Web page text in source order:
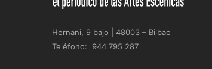
Hernani, 9 bajo | 48003 – Bilbao
Teléfono: 944 795 287